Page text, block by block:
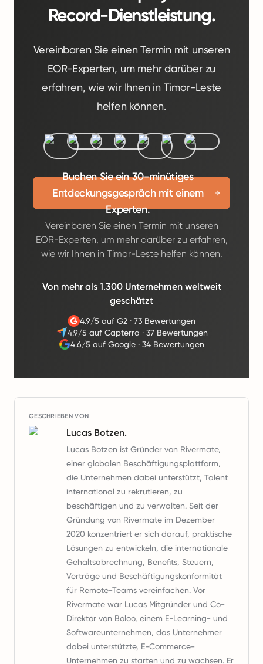
Record-Dienstleistung.
Vereinbaren Sie einen Termin mit unseren
EOR-Experten, um mehr darüber zu
erfahren, wie wir Ihnen in Timor-Leste
helfen können.
Buchen Sie ein 30-minütiges
Entdeckungsgespräch mit einem
Experten.
Vereinbaren Sie einen Termin mit unseren
EOR-Experten, um mehr darüber zu erfahren,
wie wir Ihnen in Timor-Leste helfen können.
Von mehr als 1.300 Unternehmen weltweit
geschätzt
4.9/5 auf G2· 73 Bewertungen
4.9/5 auf Capterra · 37 Bewertungen
4.6/5 auf Google ·34 Bewertungen
GESCHRIEBEN VON
Lucas Botzen.
Lucas Botzen ist Gründer von Rivermate,
einer globalen Beschäftigungsplattform,
die Unternehmen dabei unterstützt, Talent
international zu rekrutieren, zu
beschäftigen und zu verwalten. Seit der
Gründung von Rivermate im Dezember
2020 konzentriert er sich darauf, praktische
Lösungen zu entwickeln, die internationale
Gehaltsabrechnung, Benefits, Steuern,
Verträge und Beschäftigungskonformität
für Remote-Teams vereinfachen. Vor
Rivermate war Lucas Mitgründer und Co-
Direktor von Boloo, einem E-Learning- und
Softwareunternehmen, das Unternehmer
dabei unterstützte, E-Commerce-
Unternehmen zu starten und zu wachsen. Er